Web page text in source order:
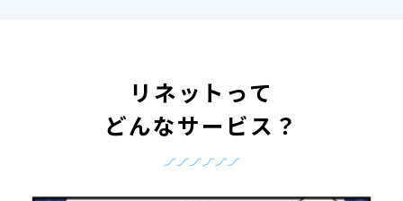
リネットって
どんなサービス？